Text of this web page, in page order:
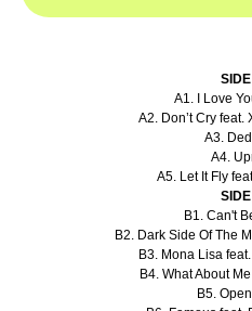
A1. I Love
A2. Don’t Cry feat.
A3.
A4.
A5. Let It Fly
B1. Can't
B2. Dark Side Of The
B3. Mona Lisa
B4. What About
B5.